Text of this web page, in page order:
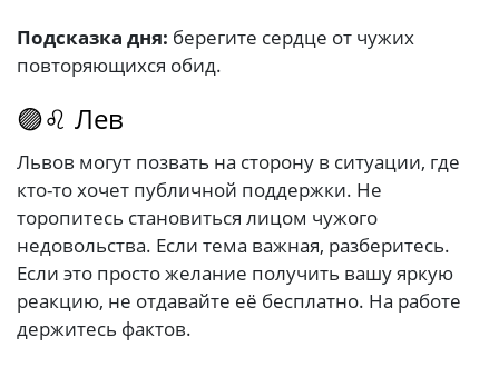
Подсказка дня: берегите сердце от чужих
повторяющихся обид.
🟣♌ Лев
Львов могут позвать на сторону в ситуации, где
кто-то хочет публичной поддержки. Не
торопитесь становиться лицом чужого
недовольства. Если тема важная, разберитесь.
Если это просто желание получить вашу яркую
реакцию, не отдавайте её бесплатно. На работе
держитесь фактов.